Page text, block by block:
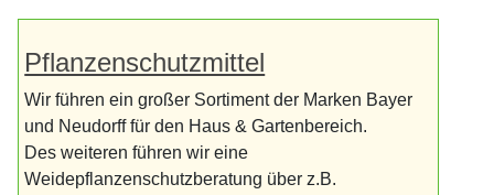
Pflanzenschutzmittel
Wir führen ein großer Sortiment der Marken Bayer
und Neudorff für den Haus & Gartenbereich.
Des weiteren führen wir eine
Weidepflanzenschutzberatung über z.B.